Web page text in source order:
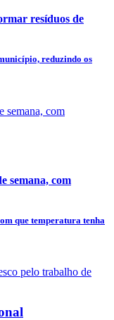
resíduos de
reduzindo os
semana, com
que temperatura tenha